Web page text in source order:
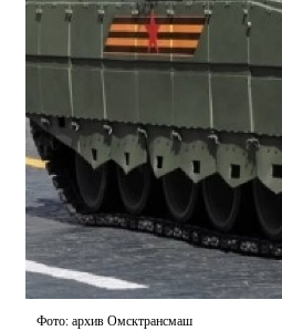
Фото: архив Омсктрансмаш